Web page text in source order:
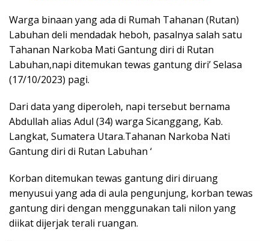
Warga binaan yang ada di Rumah Tahanan (Rutan)
Labuhan deli mendadak heboh, pasalnya salah satu
Tahanan Narkoba Mati Gantung diri di Rutan
Labuhan,napi ditemukan tewas gantung diri’ Selasa
(17/10/2023) pagi.
Dari data yang diperoleh, napi tersebut bernama
Abdullah alias Adul (34) warga Sicanggang, Kab.
Langkat, Sumatera Utara.Tahanan Narkoba Nati
Gantung diri di Rutan Labuhan ‘
Korban ditemukan tewas gantung diri diruang
menyusui yang ada di aula pengunjung, korban tewas
gantung diri dengan menggunakan tali nilon yang
diikat dijerjak terali ruangan.